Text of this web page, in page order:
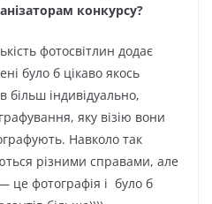
конкурсу?
фотосвітлин додає
було б цікаво якось
більш індивідуально,
яку візію вони
Навколо так
різними справами, але
це фотографія і було б